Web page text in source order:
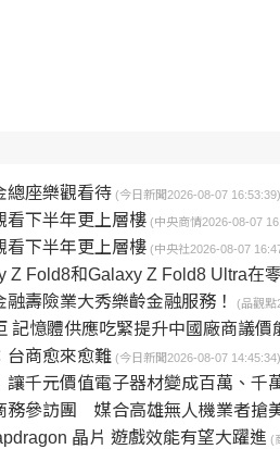
座樂觀看待 (今日新聞2026-08-07 16:53:39)
下半年更上層樓 (中央商情2026-08-07
下半年更上層樓 (中央社2026-08-07
和Galaxy Z Fold8 Ultra在零售版發售前即可
壽險業大秀樂齡金融服務！ (品觀點
記憶體供應吃緊提升中國廠商議價
台商愈來愈難 (今日新聞2026-08-07 14:45:34)
千元價值電子器材變成百萬、千
務參訪團 媒合高雄無人機業者搶
晶片 遊戲效能有望大躍進 (